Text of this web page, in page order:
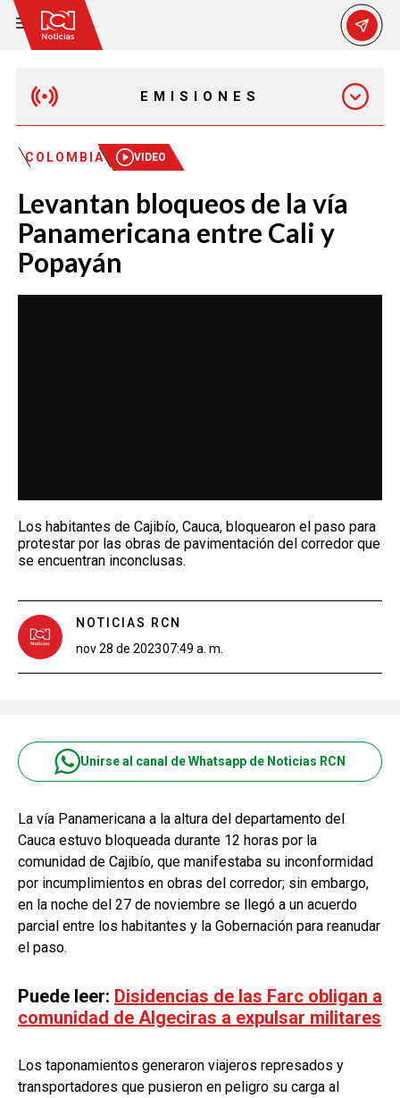
EMISIONES
EMISIÓN 12:30 PM
EMISIÓN 7:00 PM
COLOMBIA VIDEO
Levantan bloqueos de la vía
Panamericana entre Cali y
Popayán
Los habitantes de Cajibío, Cauca, bloquearon el paso para
protestar por las obras de pavimentación del corredor que
se encuentran inconclusas.
NOTICIAS RCN
nov 28 de 202307:49 a. m.
Unirse al canal de Whatsapp de Noticias RCN
La vía Panamericana a la altura del departamento del
Cauca estuvo bloqueada durante 12 horas por la
comunidad de Cajibío, que manifestaba su inconformidad
por incumplimientos en obras del corredor; sin embargo,
en la noche del 27 de noviembre se llegó a un acuerdo
parcial entre los habitantes y la Gobernación para reanudar
el paso.
Puede leer: Disidencias de las Farc obligan a
comunidad de Algeciras a expulsar militares
Los taponamientos generaron viajeros represados y
transportadores que pusieron en peligro su carga al